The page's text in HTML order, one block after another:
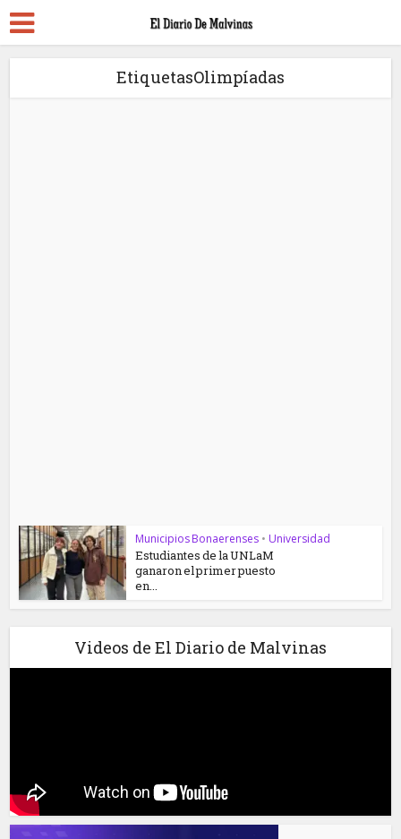
EtiquetasOlimpíadas
Municipios Bonaerenses • Universidad
Estudiantes de la UNLaM
ganaron el primer puesto
en...
Videos de El Diario de Malvinas